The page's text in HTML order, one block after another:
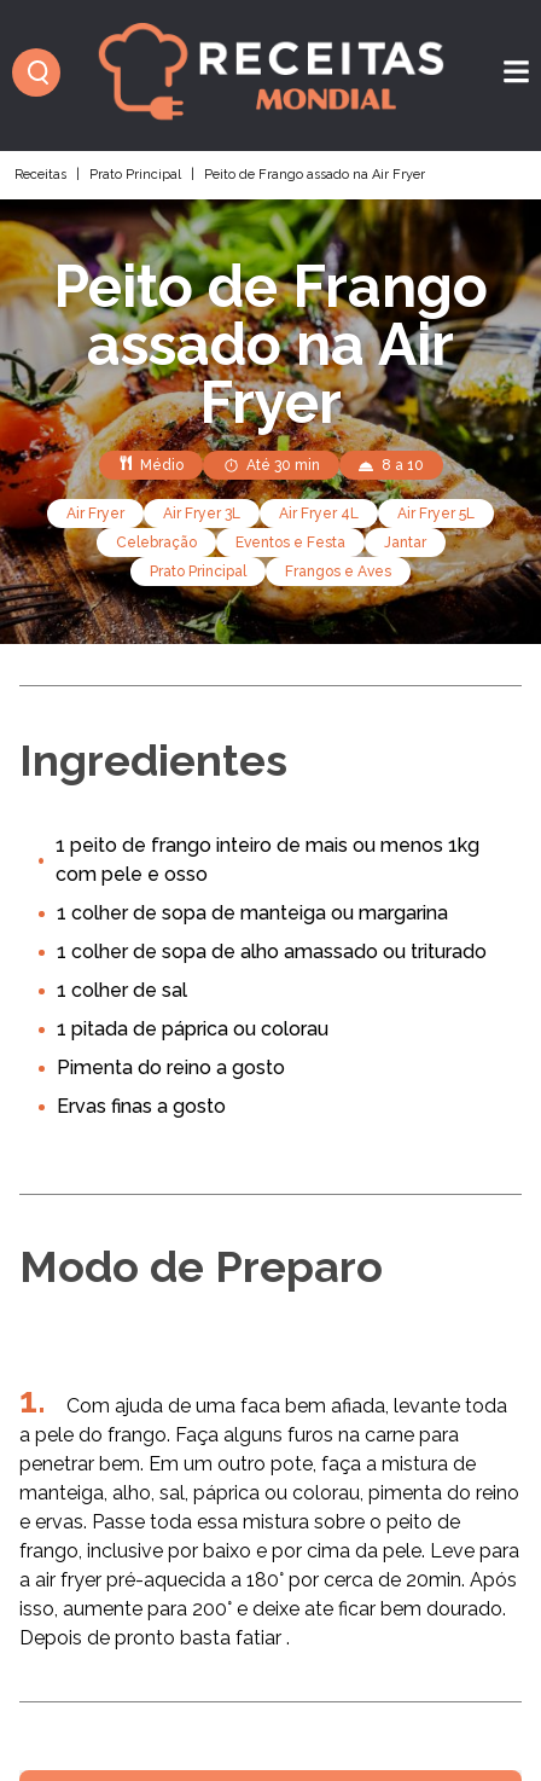
Receitas Prato Principal Peito de Frango assado na Air Fryer
Peito de Frango
assado na Air
Fryer
Médio Até 30 min 8 a 10
Air Fryer Air Fryer 3L Air Fryer 4L
Air Fryer 5L
Celebração
Eventos e Festa
Jantar
Prato Principal
Frangos e Aves
Ingredientes
1 peito de frango inteiro de mais ou menos 1kg
com pele e osso
1 colher de sopa de manteiga ou margarina
1 colher de sopa de alho amassado ou triturado
1 colher de sal
1 pitada de páprica ou colorau
Pimenta do reino a gosto
Ervas finas a gosto
Modo de Preparo
Com ajuda de uma faca bem afiada, levante toda
a pele do frango. Faça alguns furos na carne para
penetrar bem. Em um outro pote, faça a mistura de
manteiga, alho, sal, páprica ou colorau, pimenta do reino
e ervas. Passe toda essa mistura sobre o peito de
frango, inclusive por baixo e por cima da pele. Leve para
a air fryer pré-aquecida a 180° por cerca de 20min. Após
isso, aumente para 200° e deixe ate ficar bem dourado.
Depois de pronto basta fatiar .